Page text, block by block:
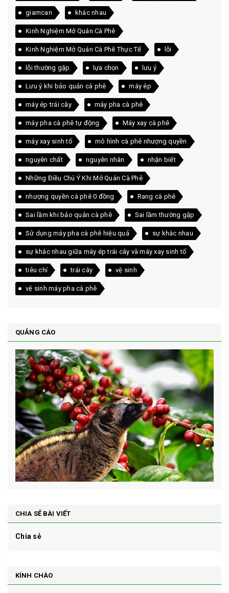
giamcan khác nhau
Kinh Nghiệm Mở Quán Cà Phê
Kinh Nghiệm Mở Quán Cà Phê Thực Tế lỗi
lỗi thường gặp lựa chọn lưu ý
Lưu ý khi bảo quản cà phê máy ép
máy ép trái cây máy pha cà phê
máy pha cà phê tự động Máy xay cà phê
máy xay sinh tố mô hình cà phê nhượng quyền
nguyên chất nguyên nhân nhận biết
Những Điều Chú Ý Khi Mở Quán Cà Phê
nhượng quyền cà phê 0 đồng Rang cà phê
Sai lầm khi bảo quản cà phê Sai lầm thường gặp
Sử dụng máy pha cà phê hiệu quả sự khác nhau
sự khác nhau giữa máy ép trái cây và máy xay sinh tố
tiêu chí trái cây vệ sinh
vệ sinh máy pha cà phê
QUẢNG CÁO
CHIA SẺ BÀI VIẾT
Chia sẻ
KÍNH CHÀO